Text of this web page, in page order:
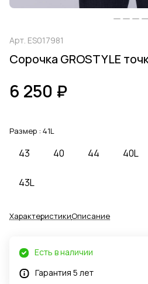
Арт. ES017981
Сорочка GROSTYLE
6 250 ₽
Размер : 41L
43 40 44 40L
43L
ХарактеристикиОписание
Есть в наличии
Гарантия 5 лет